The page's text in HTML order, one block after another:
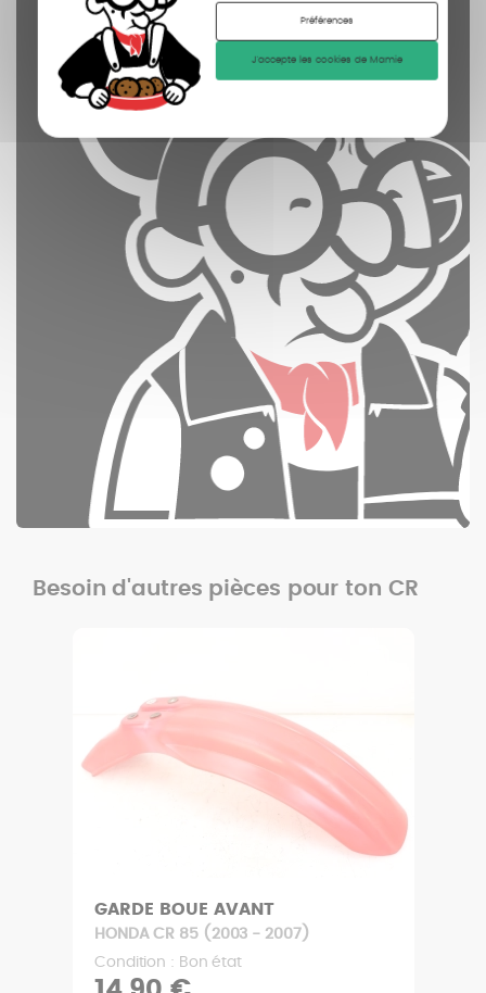
Préférences
J'accepte les cookies de Mamie
Besoin d'autres pièces pour ton CR
GARDE BOUE AVANT
HONDA CR 85 (2003 - 2007)
Condition : Bon état